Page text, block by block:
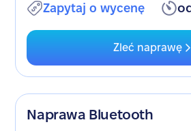
Zapytaj o wycenę
Zleć naprawę
Naprawa Bluetooth